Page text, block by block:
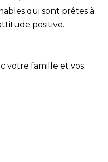
qui sont prêtes à
positive.
votre famille et vos